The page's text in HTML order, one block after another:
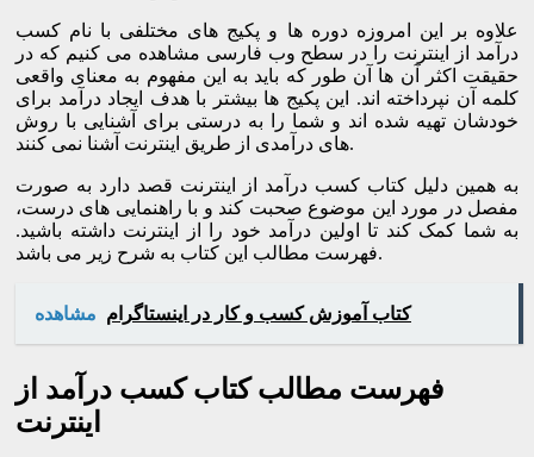
علاوه بر این امروزه دوره ها و پکیج های مختلفی با نام کسب
درآمد از اینترنت را در سطح وب فارسی مشاهده می کنیم که در
حقیقت اکثر آن ها آن طور که باید به این مفهوم به معنای واقعی
کلمه آن نپرداخته اند. این پکیج ها بیشتر با هدف ایجاد درآمد برای
خودشان تهیه شده اند و شما را به درستی برای آشنایی با روش
های درآمدی از طریق اینترنت آشنا نمی کنند.
به همین دلیل کتاب کسب درآمد از اینترنت قصد دارد به صورت
مفصل در مورد این موضوع صحبت کند و با راهنمایی های درست،
به شما کمک کند تا اولین درآمد خود را از اینترنت داشته باشید.
فهرست مطالب این کتاب به شرح زیر می باشد.
مشاهده کتاب آموزش کسب و کار در اینستاگرام
فهرست مطالب کتاب کسب درآمد از
اینترنت